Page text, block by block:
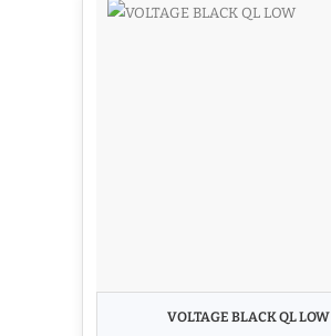
VOLTAGE BLACK QL LOW